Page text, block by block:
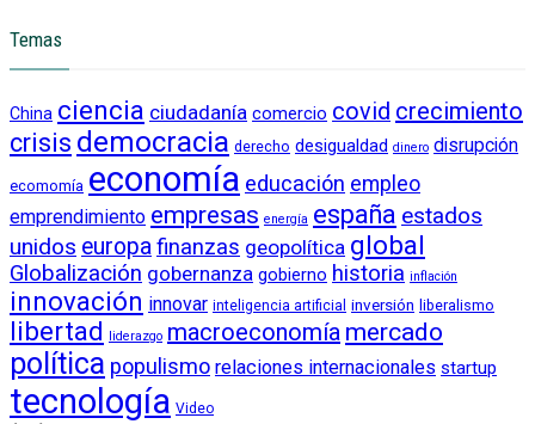
Temas
China ciencia ciudadanía comercio covid crecimiento
crisis democracia derecho desigualdad dinero disrupción
ecomomía economía educación empleo
emprendimiento empresas energía españa estados
unidos europafinanzas geopolítica global
Globalización gobernanza gobierno historia inflación
innovación innovar inteligencia artificial inversión liberalismo
libertad liderazgo macroeconomía mercado
política populismo relaciones internacionales startup
tecnología Video